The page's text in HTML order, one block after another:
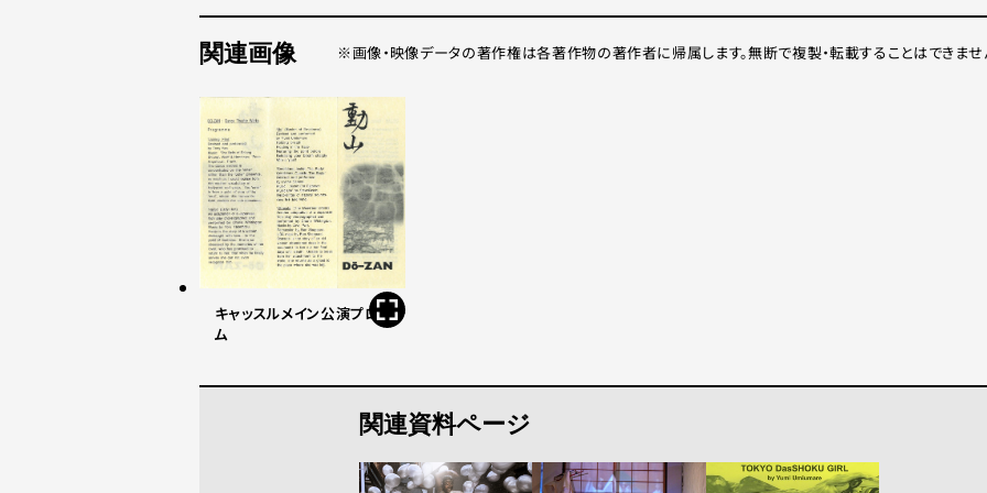
関連画像 画像・映像データの著作権は各著作物の著作者に帰属します。無断で複製・転載することはできませ
キャッスルメイン公演プログラ
ム
関連資料ページ